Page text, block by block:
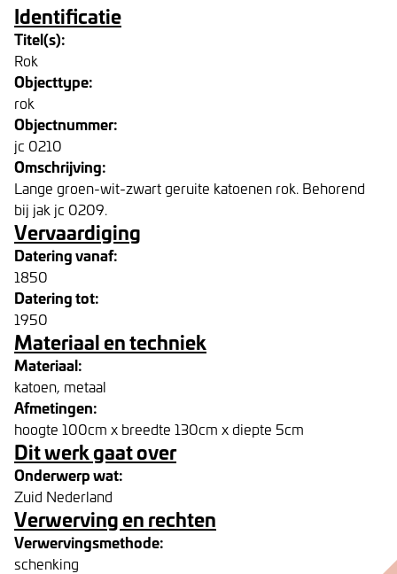
Identificatie
Titel(s):
Rok
Objecttype:
rok
Objectnummer:
jc 0210
Omschrijving:
Lange groen-wit-zwart geruite katoenen rok. Behorend
bij jak jc 0209.
Vervaardiging
Datering vanaf:
1850
Datering tot:
1950
Materiaal en techniek
Materiaal:
katoen, metaal
Afmetingen:
hoogte 100cm x breedte 130cm x diepte 5cm
Dit werk gaat over
Onderwerp wat:
Zuid Nederland
Verwerving en rechten
Verwervingsmethode:
schenking